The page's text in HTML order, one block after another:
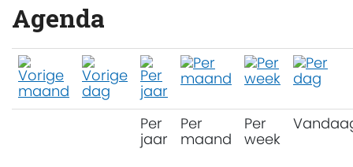
Agenda
Per
jaar
Per
maand
Per
week